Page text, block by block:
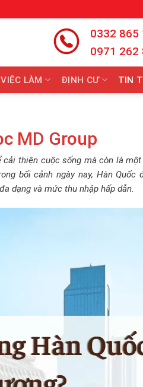
0332 865
0971 262
LÀM ĐỊNH CƯ TIN
MD Group
thiện cuộc sống mà còn là
bối cảnh ngày nay, Hàn Quốc
dạng và mức thu nhập hấp dẫn.